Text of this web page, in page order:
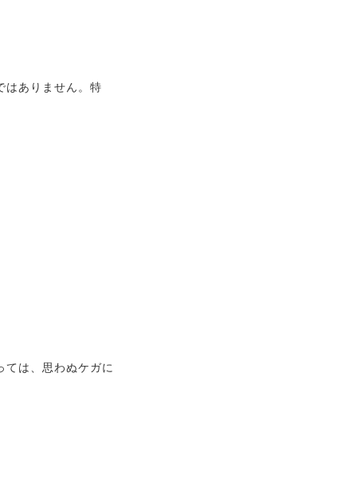
はありません。特
は、思わぬケガに